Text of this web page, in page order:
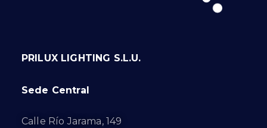
PRILUX LIGHTING S.L.U.
Sede Central
Calle Río Jarama, 149